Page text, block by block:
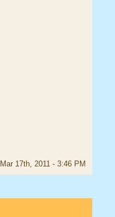
Mar 17th, 2011 - 3:46 PM